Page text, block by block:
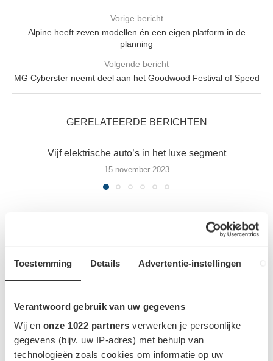
Toestemming Details Advertentie-instellingen
Verantwoord gebruik van uw gegevens
Wij en onze 1022 partners verwerken je persoonlijke
gegevens (bijv. uw IP-adres) met behulp van
technologieën zoals cookies om informatie op uw
Vorige bericht
Alpine heeft zeven modellen én een eigen platform in de
planning
Volgende bericht
MG Cyberster neemt deel aan het Goodwood Festival of Speed
GERELATEERDE BERICHTEN
Vijf elektrische auto’s in het luxe segment
15 november 2023